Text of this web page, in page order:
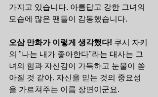
가지고 있습니다. 아름답고 강한 그녀의
모습에 많은 팬들이 감동했습니다.
오삼 만화가 이렇게 생각했다! 쿠시 자키
의 "나는 내가 좋아한다"라는 대사는 그
녀의 힘과 자신감이 가득하고 눈물이 쏟
아질 것 같아. 자신을 믿는 것의 중요성
을 가르쳐주는 이름 장면이군요.